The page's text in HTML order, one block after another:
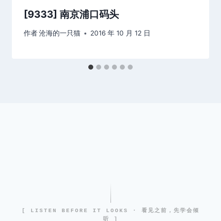
[9333] 南京浦口码头
作者沧海的一只猫 2016 年 10 月 12 日
[ LISTEN BEFORE IT LOOKS · 看见之前，先学会倾
听 ]